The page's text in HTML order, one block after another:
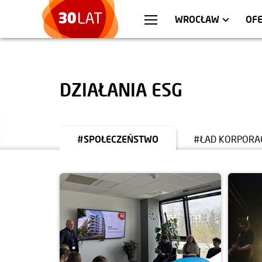
WROCŁAW
WARSZAWA
MIESZKANIA
DZIAŁANIA ESG
#SPOŁECZEŃSTWO #ŁAD